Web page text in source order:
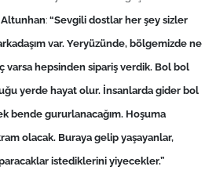
Altunhan:“Sevgili dostlar her şey sizler
var. Yeryüzünde, bölgemizde ne
varsa hepsinden sipariş verdik. Bol bol
yerde hayat olur. İnsanlarda gider bol
bende gururlanacağım. Hoşuma
olacak. Buraya gelip yaşayanlar,
istediklerini yiyecekler.”